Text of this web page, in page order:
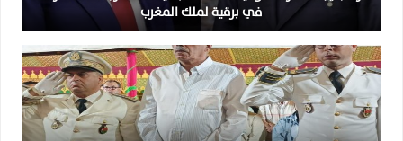
في برقية لملك المغرب